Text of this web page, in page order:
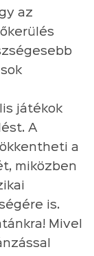
az
játékok
A
a
miközben
is.
Mivel